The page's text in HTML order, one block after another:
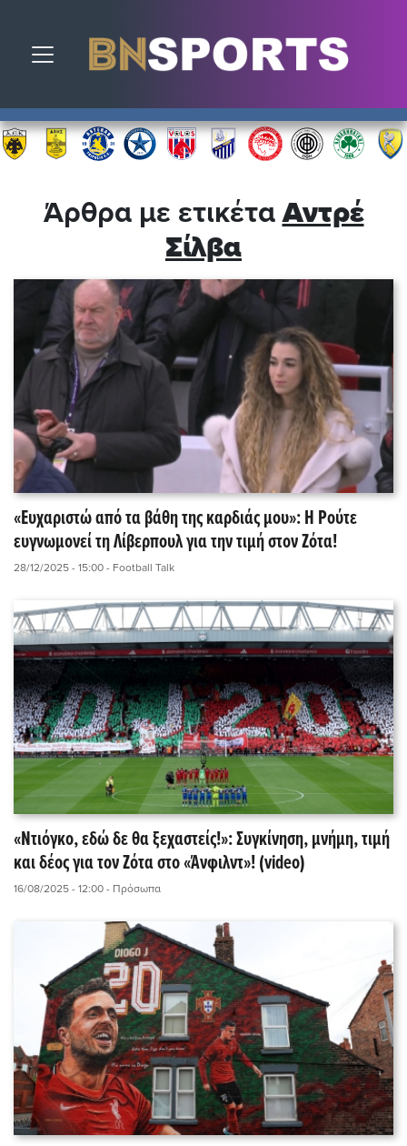
Toggle navigation
Άρθρα με ετικέταΑντρέ
Σίλβα
«Ευχαριστώ από τα βάθη της καρδιάς μου»: Η Ρούτε
ευγνωμονεί τη Λίβερπουλ για την τιμή στον Ζότα!
28/12/2025 - 15:00 - Football Talk
«Ντιόγκο, εδώ δε θα ξεχαστείς!»: Συγκίνηση, μνήμη, τιμή
και δέος για τον Ζότα στο «Άνφιλντ»! (video)
16/08/2025 - 12:00 - Πρόσωπα